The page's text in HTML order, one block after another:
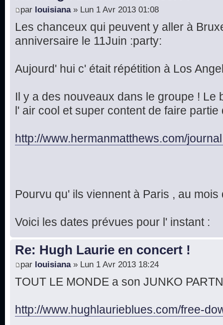
par louisiana» Lun 1 Avr 2013 01:08
Les chanceux qui peuvent y aller à
anniversaire le 11Juin :party:
Aujourd' hui c' était répétition à Los
Il y a des nouveaux dans le groupe ! Le
l' air cool et super content de faire
http://www.hermanmatthews.com/
Pourvu qu' ils viennent à Paris , au
Voici les dates prévues pour l' instant :
Re: Hugh Laurie en concert !
par louisiana» Lun 1 Avr 2013 18:24
TOUT LE MONDE a son JUNKO
http://www.hughlaurieblues.com/free-